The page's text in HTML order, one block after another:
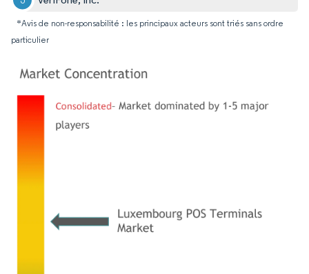
*Avis de non-responsabilité : les principaux acteurs sont triés sans ordre
particulier